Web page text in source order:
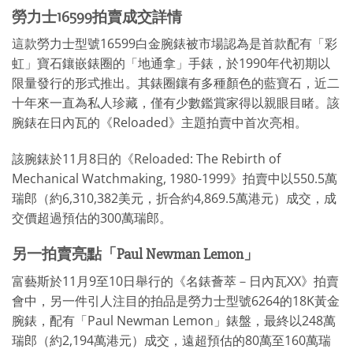
勞力士16599拍賣成交詳情
這款勞力士型號16599白金腕錶被市場認為是首款配有「彩
虹」寶石鑲嵌錶圈的「地通拿」手錶，於1990年代初期以
限量發行的形式推出。其錶圈鑲有多種顏色的藍寶石，近二
十年來一直為私人珍藏，僅有少數鑑賞家得以親眼目睹。該
腕錶在日內瓦的《Reloaded》主題拍賣中首次亮相。
該腕錶於11月8日的《Reloaded: The Rebirth of
Mechanical Watchmaking, 1980-1999》拍賣中以550.5萬
瑞郎（約6,310,382美元，折合約4,869.5萬港元）成交，成
交價超過預估的300萬瑞郎。
另一拍賣亮點「Paul Newman Lemon」
富藝斯於11月9至10日舉行的《名錶薈萃－日內瓦XX》拍賣
會中，另一件引人注目的拍品是勞力士型號6264的18K黃金
腕錶，配有「Paul Newman Lemon」錶盤，最終以248萬
瑞郎（約2,194萬港元）成交，遠超預估的80萬至160萬瑞